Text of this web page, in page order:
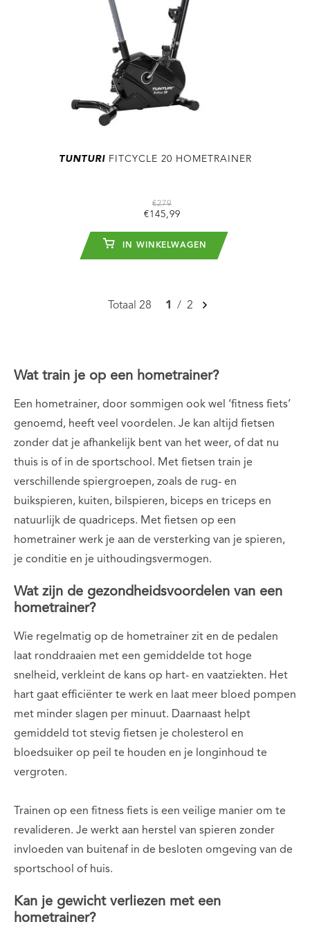
TUNTURIFITCYCLE 20 HOMETRAINER
€279
€145,99
IN WINKELWAGEN
Totaal 28 1 / 2
Wat train je op een hometrainer?
Een hometrainer, door sommigen ook wel ‘fitness fiets’
genoemd, heeft veel voordelen. Je kan altijd fietsen
zonder dat je afhankelijk bent van het weer, of dat nu
thuis is of in de sportschool. Met fietsen train je
verschillende spiergroepen, zoals de rug- en
buikspieren, kuiten, bilspieren, biceps en triceps en
natuurlijk de quadriceps. Met fietsen op een
hometrainer werk je aan de versterking van je spieren,
je conditie en je uithoudingsvermogen.
Wat zijn de gezondheidsvoordelen van een
hometrainer?
Wie regelmatig op de hometrainer zit en de pedalen
laat ronddraaien met een gemiddelde tot hoge
snelheid, verkleint de kans op hart- en vaatziekten. Het
hart gaat efficiënter te werk en laat meer bloed pompen
met minder slagen per minuut. Daarnaast helpt
gemiddeld tot stevig fietsen je cholesterol en
bloedsuiker op peil te houden en je longinhoud te
vergroten.
Trainen op een fitness fiets is een veilige manier om te
revalideren. Je werkt aan herstel van spieren zonder
invloeden van buitenaf in de besloten omgeving van de
sportschool of huis.
Kan je gewicht verliezen met een
hometrainer?